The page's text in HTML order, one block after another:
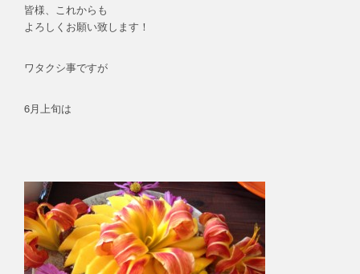
皆様、これからも
よろしくお願い致します！
ワタクシ事ですが
6月上旬は